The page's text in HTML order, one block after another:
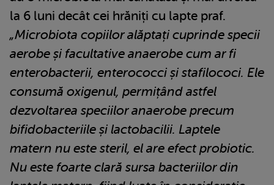
la 6 luni decât cei hrăniți cu lapte praf.
„Microbiota copiilor alăptați cuprinde specii
aerobe și facultative anaerobe cum ar fi
enterobacterii, enterococci și stafilococi. Ele
consumă oxigenul, permițând astfel
dezvoltarea speciilor anaerobe precum
bifidobacteriile și lactobacilii. Laptele
matern nu este steril, el are efect probiotic.
Nu este foarte clară sursa bacteriilor din